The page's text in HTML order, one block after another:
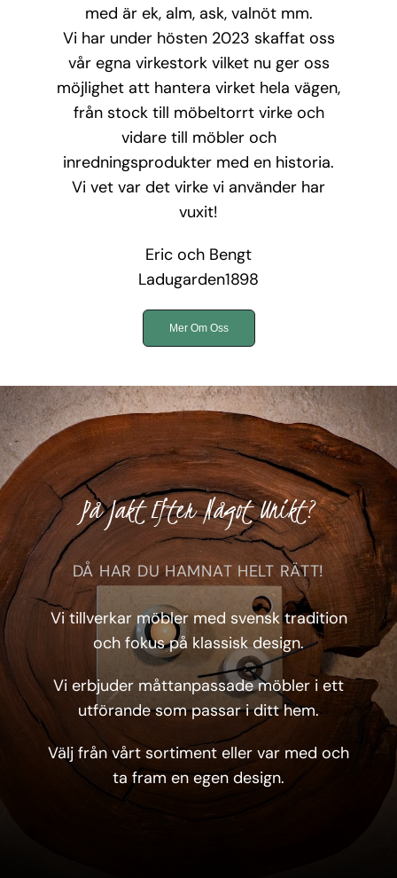
med är ek, alm, ask, valnöt mm.
Vi har under hösten 2023 skaffat oss
vår egna virkestork vilket nu ger oss
möjlighet att hantera virket hela vägen,
från stock till möbeltorrt virke och
vidare till möbler och
inredningsprodukter med en historia.
Vi vet var det virke vi använder har
vuxit!
Eric och Bengt
Ladugarden1898
Mer Om Oss
På Jakt Efter Något Unikt?
DÅ HAR DU HAMNAT HELT RÄTT!
Vi tillverkar möbler med svensk tradition
och fokus på klassisk design.
Vi erbjuder måttanpassade möbler i ett
utförande som passar i ditt hem.
Välj från vårt sortiment eller var med och
ta fram en egen design.